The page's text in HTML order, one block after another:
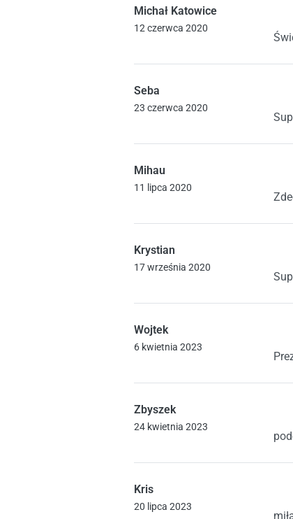
Michał Katowice
12 czerwca 2020
Seba
23 czerwca 2020
Mihau
11 lipca 2020
Krystian
17 września 2020
Wojtek
6 kwietnia 2023
Zbyszek
24 kwietnia 2023
Kris
20 lipca 2023